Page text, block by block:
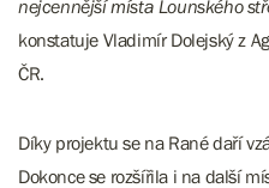
nejcennější místa Lounského
konstatuje Vladimír Dolejský z
ČR.
Díky projektu se na Rané daří
Dokonce se rozšířila i na další